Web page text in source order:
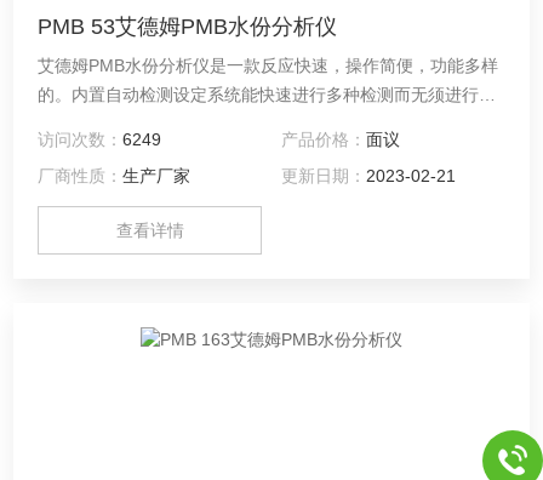
PMB 53艾德姆PMB水份分析仪
艾德姆PMB水份分析仪是一款反应快速，操作简便，功能多样
的。内置自动检测设定系统能快速进行多种检测而无须进行额
分测定上表现突出。 同时PMB系列还为水分分析仪开创了新标
准。*的USB接口实现了天平的数据直接读取传输至存储器，而
这一过程无须使用任何其他软件。为用户的数据采集提供更多
访问次数：6249 产品价格： 面议
厂商性质：生产厂家 更新日期： 2023-02-21
查看详情